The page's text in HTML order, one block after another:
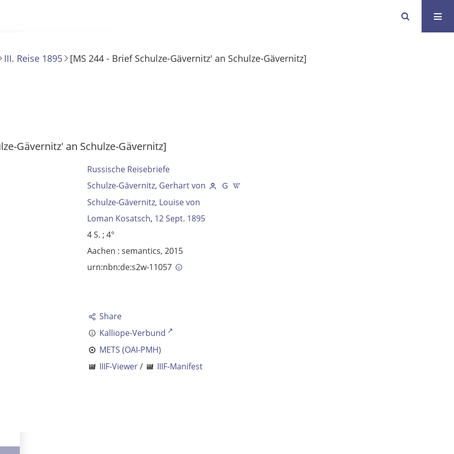
und Sucheinstellungen.
III. Reise 1895 [MS 244 - Brief Schulze-Gävernitz' an Schulze-Gävernitz]
Gävernitz' an Schulze-Gävernitz]
Russische Reisebriefe
Schulze-Gävernitz, Gerhart von
Schulze-Gävernitz, Louise von
Loman Kosatsch, 12 Sept. 1895
4 S. ; 4°
Aachen : semantics, 2015
urn:nbn:de:s2w-11057
Share
Kalliope-Verbund
METS (OAI-PMH)
IIIF-Viewer/ IIIF-Manifest